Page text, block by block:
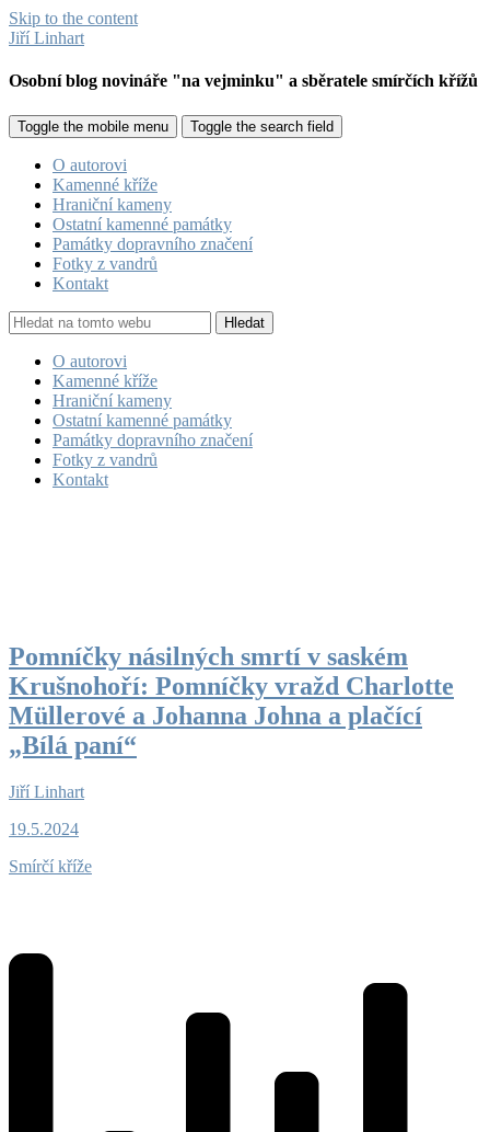
Skip to the content
Jiří Linhart
Osobní blog novináře "na vejminku" a sběratele smírčích křížů
Toggle the mobile menu Toggle the search field
O autorovi
Kamenné kříže
Hraniční kameny
Ostatní kamenné památky
Památky dopravního značení
Fotky z vandrů
Kontakt
Hledat
O autorovi
Kamenné kříže
Hraniční kameny
Ostatní kamenné památky
Památky dopravního značení
Fotky z vandrů
Kontakt
Pomníčky násilných smrtí v saském
Krušnohoří: Pomníčky vražd Charlotte
Müllerové a Johanna Johna a plačící
„Bílá paní“
Jiří Linhart
19.5.2024
Smírčí kříže